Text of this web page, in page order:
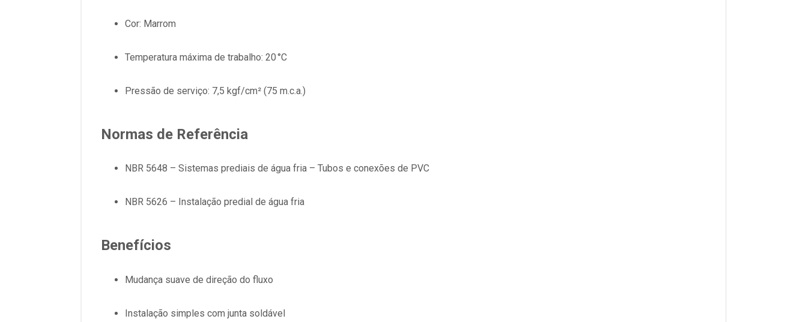
Cor: Marrom
Temperatura máxima de trabalho: 20 °C
Pressão de serviço: 7,5 kgf/cm² (75 m.c.a.)
Normas de Referência
NBR 5648 – Sistemas prediais de água fria – Tubos e conexões de PVC
NBR 5626 – Instalação predial de água fria
Benefícios
Mudança suave de direção do fluxo
Instalação simples com junta soldável